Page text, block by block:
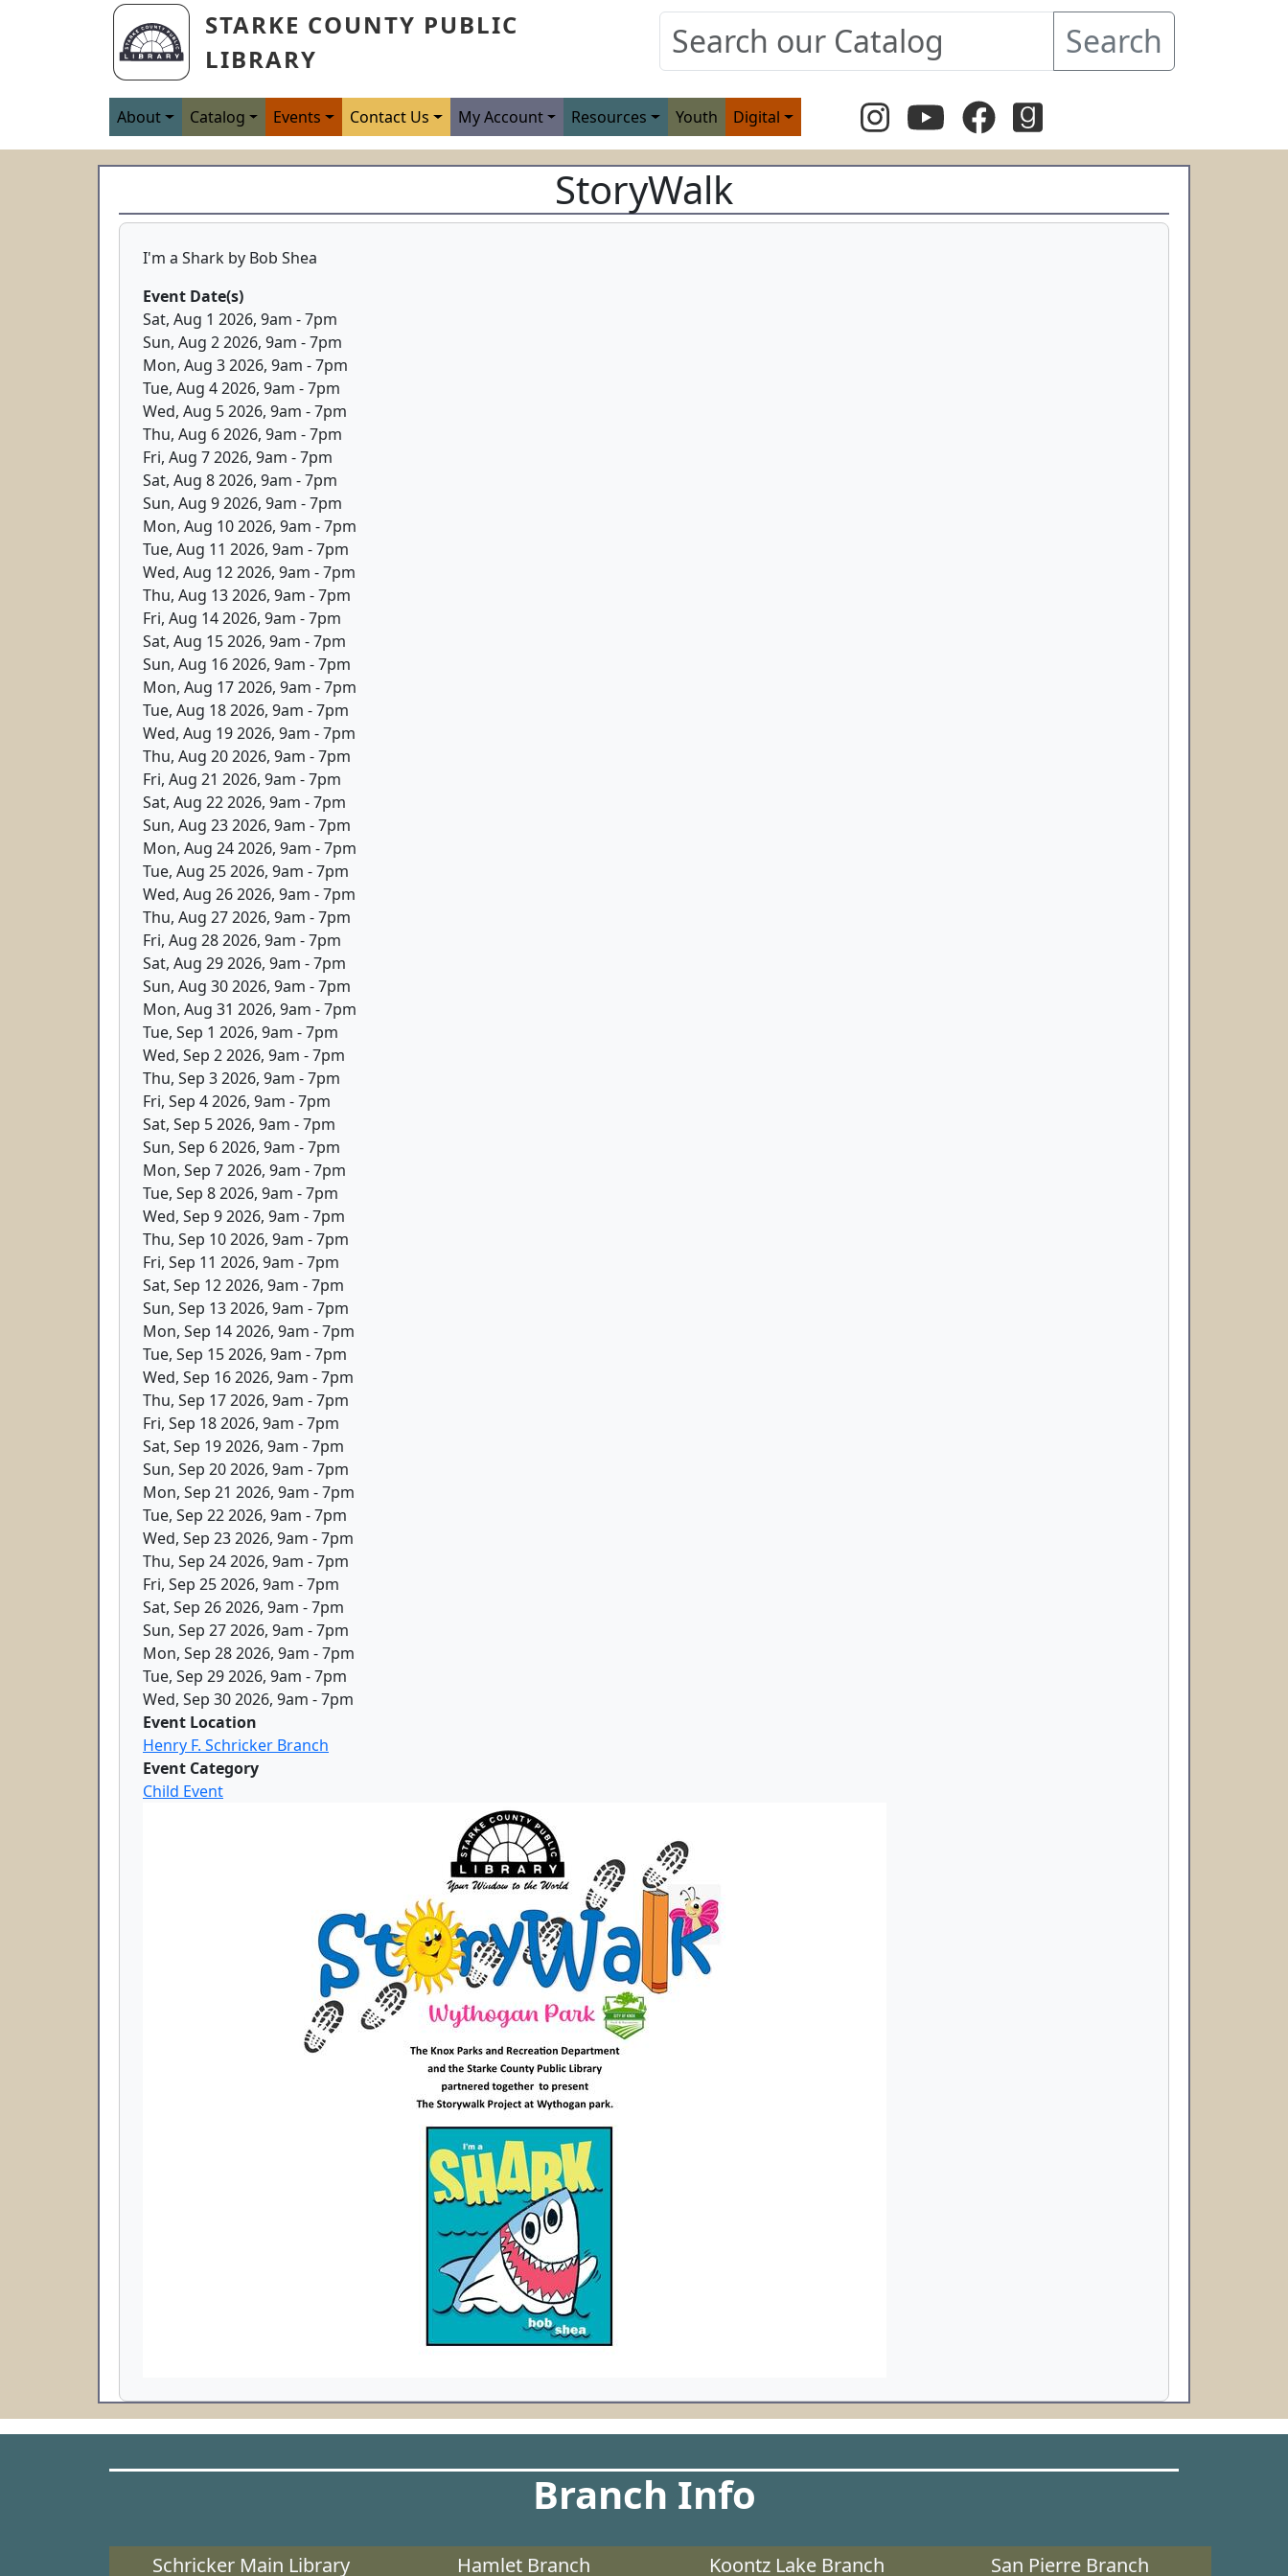
Skip to main content
STARKE COUNTY PUBLIC
LIBRARY
Search
Main navigation
About Catalog Events Contact Us My Account Resources Youth Digital
StoryWalk
I'm a Shark by Bob Shea
Event Date(s)
Sat, Aug 1 2026, 9am -7pm
Sun, Aug 2 2026, 9am -7pm
Mon, Aug 3 2026, 9am -7pm
Tue, Aug 4 2026, 9am -7pm
Wed, Aug 5 2026, 9am -7pm
Thu, Aug 6 2026, 9am -7pm
Fri, Aug 7 2026, 9am -7pm
Sat, Aug 8 2026, 9am -7pm
Sun, Aug 9 2026, 9am -7pm
Mon, Aug 10 2026, 9am -7pm
Tue, Aug 11 2026, 9am -7pm
Wed, Aug 12 2026, 9am -7pm
Thu, Aug 13 2026, 9am -7pm
Fri, Aug 14 2026, 9am -7pm
Sat, Aug 15 2026, 9am -7pm
Sun, Aug 16 2026, 9am -7pm
Mon, Aug 17 2026, 9am -7pm
Tue, Aug 18 2026, 9am -7pm
Wed, Aug 19 2026, 9am -7pm
Thu, Aug 20 2026, 9am -7pm
Fri, Aug 21 2026, 9am -7pm
Sat, Aug 22 2026, 9am -7pm
Sun, Aug 23 2026, 9am -7pm
Mon, Aug 24 2026, 9am -7pm
Tue, Aug 25 2026, 9am -7pm
Wed, Aug 26 2026, 9am -7pm
Thu, Aug 27 2026, 9am -7pm
Fri, Aug 28 2026, 9am -7pm
Sat, Aug 29 2026, 9am -7pm
Sun, Aug 30 2026, 9am -7pm
Mon, Aug 31 2026, 9am -7pm
Tue, Sep 1 2026, 9am -7pm
Wed, Sep 2 2026, 9am -7pm
Thu, Sep 3 2026, 9am -7pm
Fri, Sep 4 2026, 9am -7pm
Sat, Sep 5 2026, 9am -7pm
Sun, Sep 6 2026, 9am -7pm
Mon, Sep 7 2026, 9am -7pm
Tue, Sep 8 2026, 9am -7pm
Wed, Sep 9 2026, 9am -7pm
Thu, Sep 10 2026, 9am -7pm
Fri, Sep 11 2026, 9am -7pm
Sat, Sep 12 2026, 9am -7pm
Sun, Sep 13 2026, 9am -7pm
Mon, Sep 14 2026, 9am -7pm
Tue, Sep 15 2026, 9am -7pm
Wed, Sep 16 2026, 9am -7pm
Thu, Sep 17 2026, 9am -7pm
Fri, Sep 18 2026, 9am -7pm
Sat, Sep 19 2026, 9am -7pm
Sun, Sep 20 2026, 9am -7pm
Mon, Sep 21 2026, 9am -7pm
Tue, Sep 22 2026, 9am -7pm
Wed, Sep 23 2026, 9am -7pm
Thu, Sep 24 2026, 9am -7pm
Fri, Sep 25 2026, 9am -7pm
Sat, Sep 26 2026, 9am -7pm
Sun, Sep 27 2026, 9am -7pm
Mon, Sep 28 2026, 9am -7pm
Tue, Sep 29 2026, 9am -7pm
Wed, Sep 30 2026, 9am -7pm
Event Location
Henry F. Schricker Branch
Event Category
Child Event
Branch Info
Schricker Main Library Hamlet Branch Koontz Lake Branch San Pierre Branch